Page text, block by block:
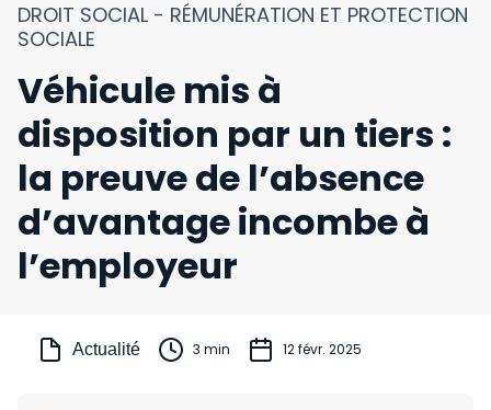
DROIT SOCIAL - RÉMUNÉRATION ET PROTECTION
SOCIALE
Véhicule mis à
disposition par un tiers :
la preuve de l’absence
d’avantage incombe à
l’employeur
Actualité 3 min 12 févr. 2025